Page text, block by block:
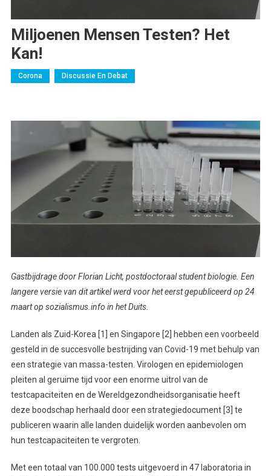
Miljoenen Mensen Testen? Het
Kan!
Corona Discussie En Debat
Gastbijdrage door Florian Licht, postdoctoraal student biologie. Een
langere versie van dit artikel werd voor het eerst gepubliceerd op 24
maart op sozialismus.info in het Duits.
Landen als Zuid-Korea [1] en Singapore [2] hebben een voorbeeld
gesteld in de succesvolle bestrijding van Covid-19 met behulp van
een strategie van massa-testen. Virologen en epidemiologen
pleiten al geruime tijd voor een enorme uitrol van de
testcapaciteiten en de Wereldgezondheidsorganisatie heeft
deze boodschap herhaald door een strategiedocument [3] te
publiceren waarin alle landen duidelijk worden aanbevolen om
hun testcapaciteiten te vergroten.
Met een totaal van 100.000 tests uitgevoerd in 47 laboratoria in